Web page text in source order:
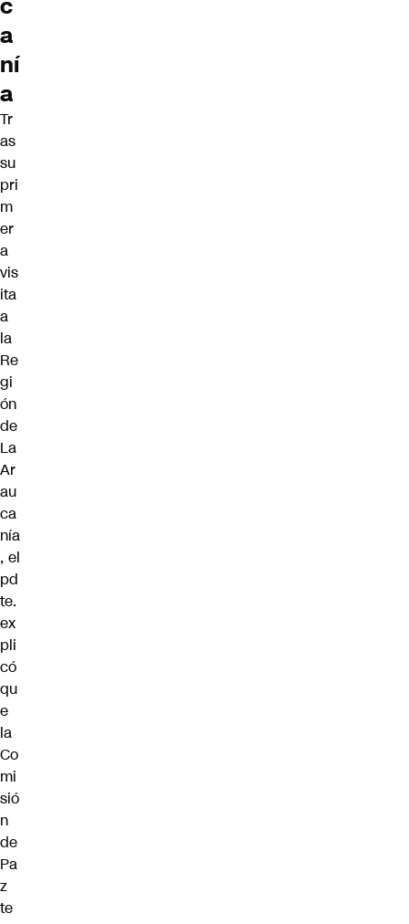
c
a
ní
a
Tr
as
su
pri
m
er
a
vis
ita
a
la
Re
gi
ón
de
La
Ar
au
ca
nía
, el
pd
te.
ex
pli
có
qu
e
la
Co
mi
sió
n
de
Pa
z
te